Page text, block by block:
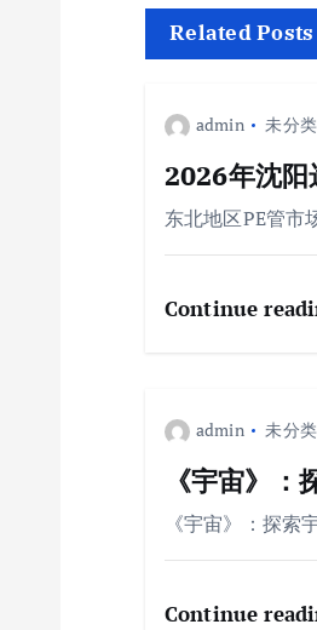
Related Posts
admin 未分类
2026年沈阳
东北地区PE管
Continue
admin 未分类
《宇宙》：
《宇宙》：探
Continue